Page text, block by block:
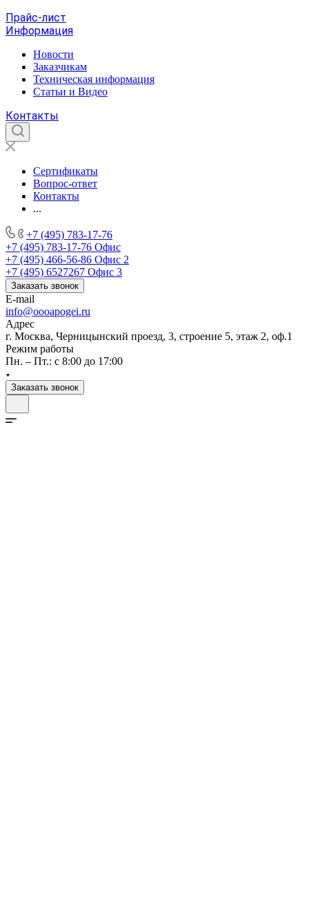
Прайс-лист
Информация
Новости
Заказчикам
Техническая информация
Статьи и Видео
Контакты
Сертификаты
Вопрос-ответ
Контакты
...
+7 (495) 783-17-76
+7 (495) 783-17-76 Офис
+7 (495) 466-56-86 Офис 2
+7 (495) 6527267 Офис 3
Заказать звонок
E-mail
info@oooapogei.ru
Адрес
г. Москва, Черницынский проезд, 3, строение 5, этаж 2, оф.1
Режим работы
Пн. – Пт.: с 8:00 до 17:00
Заказать звонок